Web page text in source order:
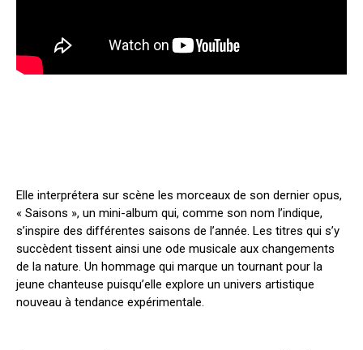
Elle interprétera sur scène les morceaux de son dernier opus,
« Saisons », un mini-album qui, comme son nom l’indique,
s’inspire des différentes saisons de l’année. Les titres qui s’y
succèdent tissent ainsi une ode musicale aux changements
de la nature. Un hommage qui marque un tournant pour la
jeune chanteuse puisqu’elle explore un univers artistique
nouveau à tendance expérimentale.